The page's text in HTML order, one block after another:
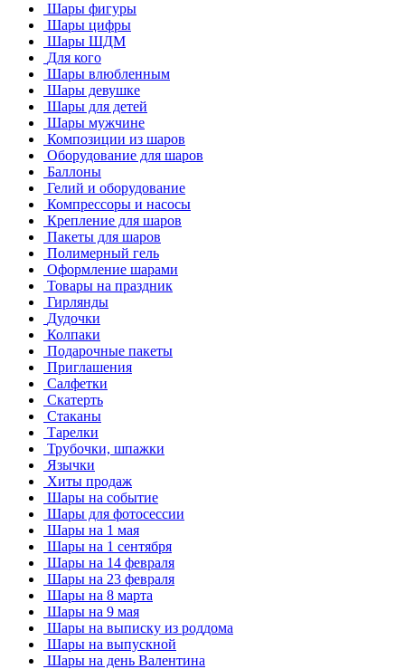
Шары фигуры
Шары цифры
Шары ШДМ
Для кого
Шары влюбленным
Шары девушке
Шары для детей
Шары мужчине
Композиции из шаров
Оборудование для шаров
Баллоны
Гелий и оборудование
Компрессоры и насосы
Крепление для шаров
Пакеты для шаров
Полимерный гель
Оформление шарами
Товары на праздник
Гирлянды
Дудочки
Колпаки
Подарочные пакеты
Приглашения
Салфетки
Скатерть
Стаканы
Тарелки
Трубочки, шпажки
Язычки
Хиты продаж
Шары на событие
Шары для фотосессии
Шары на 1 мая
Шары на 1 сентября
Шары на 14 февраля
Шары на 23 февраля
Шары на 8 марта
Шары на 9 мая
Шары на выписку из роддома
Шары на выпускной
Шары на день Валентина